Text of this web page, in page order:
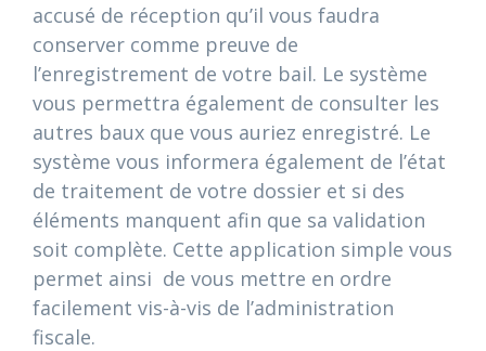
accusé de réception qu’il vous faudra
conserver comme preuve de
l’enregistrement de votre bail. Le système
vous permettra également de consulter les
autres baux que vous auriez enregistré. Le
système vous informera également de l’état
de traitement de votre dossier et si des
éléments manquent afin que sa validation
soit complète. Cette application simple vous
permet ainsi de vous mettre en ordre
facilement vis-à-vis de l’administration
fiscale.